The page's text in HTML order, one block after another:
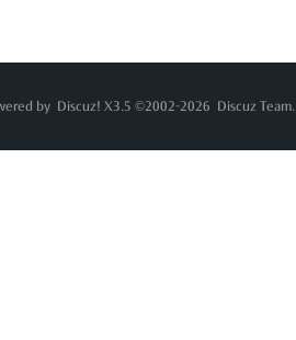
by Discuz! X3.5 ©2002-2026 Discuz Team.